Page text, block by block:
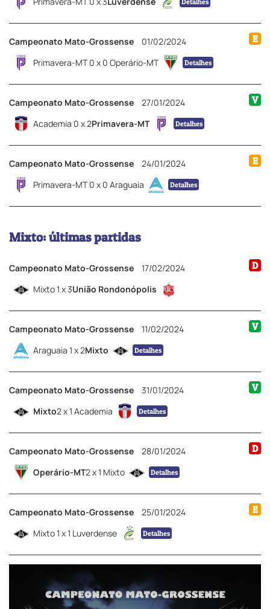
Campeonato Mato-Grossense 01/02/2024 E
Primavera-MT 0 x 0 Operário-MT Detalhes
Campeonato Mato-Grossense 27/01/2024 V
Academia 0 x 2Primavera-MT Detalhes
Campeonato Mato-Grossense 24/01/2024 E
Primavera-MT 0 x 0 Araguaia Detalhes
Mixto: últimas partidas
Campeonato Mato-Grossense 17/02/2024 D
Mixto 1 x 3União Rondonópolis
Campeonato Mato-Grossense 11/02/2024 V
Araguaia 1 x 2Mixto Detalhes
Campeonato Mato-Grossense 31/01/2024 V
Mixto2 x 1 Academia Detalhes
Campeonato Mato-Grossense 28/01/2024 D
Operário-MT2 x 1 Mixto Detalhes
Campeonato Mato-Grossense 25/01/2024 E
Mixto 1 x 1 Luverdense Detalhes